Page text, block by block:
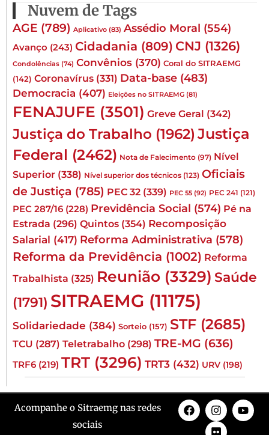
Nuvem de Tags
AGE (789) Aplicativo (83) Assédio Moral (554)
Avanço (243) Cidadania (809) CNJ (1326)
Condolências (74) Convênios (370) Coral do SITRAEMG
(142) Coronavírus (331) Data-base (483)
Democracia (407) Eleições no SITRAEMG (81)
FENAJUFE (3501) Greve Geral (342)
Justiça do Trabalho (1962) Justiça
Federal (2462) Nota de Falecimento (97) Nível
Superior (338) Nível superior dos técnicos (123) Oficiais
de Justiça (785) PEC 32 (339) PEC 55 (92) PEC 241 (121)
PEC 287/16 (228) Previdência Social (574) Pé na
Estrada (296) Quintos (354) Recomposição
Salarial (417) Reforma Administrativa (578)
Reforma da Previdência (1002) Reforma
Trabalhista (325) Reunião (3329) Saúde
(1791) SITRAEMG (11175)
Solidariedade (384) Sorteio (157) STF (2685)
TCU (287) Teletrabalho (298) TRE-MG (636)
TRF6 (219) TRT (3296) TRT3 (432) URV (198)
Acompanhe o Sitraemg nas redes
sociais